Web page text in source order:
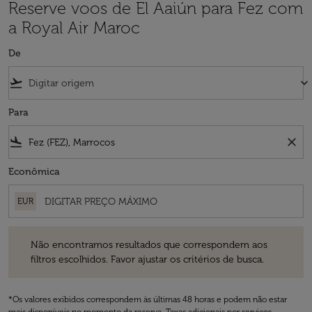
Reserve voos de El Aaiún para Fez com
a Royal Air Maroc
De
flight_takeoff keyboard_arrow_down
Para
flight_land close
Econômica
EUR
Não encontramos resultados que correspondem aos
filtros escolhidos. Favor ajustar os critérios de busca.
*Os valores exibidos correspondem às últimas 48 horas e podem não estar